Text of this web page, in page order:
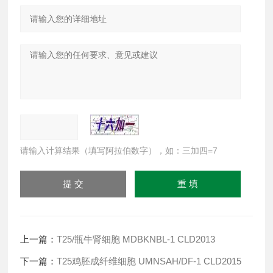
请输入计算结果（填写阿拉伯数字），如：三加四=7
上一篇：T25/瓶牛肾细胞 MDBKNBL-1 CLD2013
下一篇：T25鸡胚成纤维细胞 UMNSAH/DF-1 CLD2015